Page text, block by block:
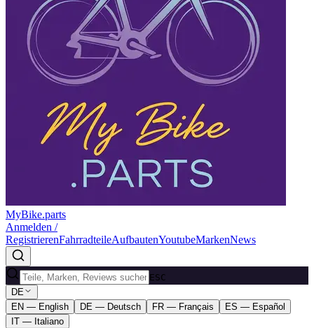
MyBike.parts
Anmelden /
RegistrierenFahrradteileAufbautenYoutubeMarkenNews
ESC
DE
EN — English
DE — Deutsch FR — Français
ES — Español
IT — Italiano